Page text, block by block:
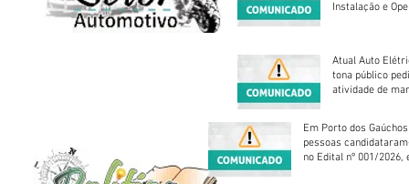
Instalação e
Atual Auto
tona público
atividade de
Em Porto dos
pessoas
no Edital nº 001/2026,